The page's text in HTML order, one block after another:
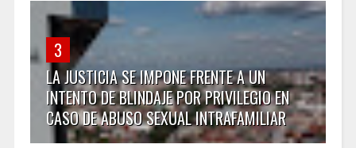
3
LA JUSTICIA SE IMPONE FRENTE A UN
INTENTO DE BLINDAJE POR PRIVILEGIO EN
CASO DE ABUSO SEXUAL INTRAFAMILIAR